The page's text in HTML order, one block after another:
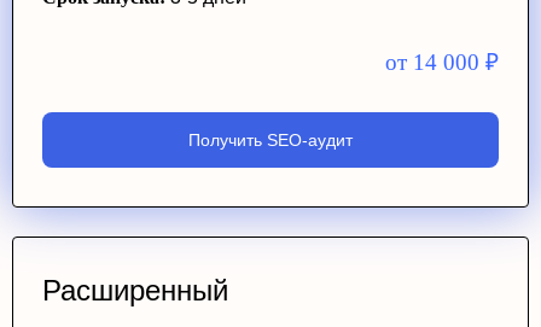
от 14 000 ₽
Получить SEO-аудит
Расширенный